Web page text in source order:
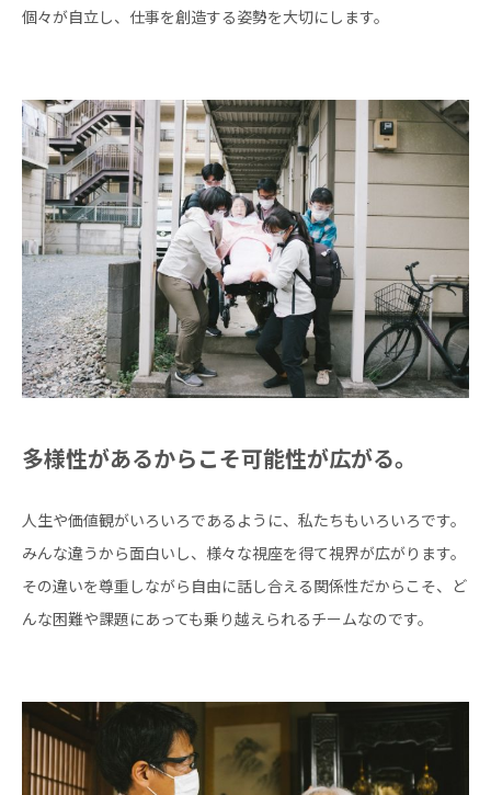
個々が自立し、仕事を創造する姿勢を大切にします。
多様性があるからこそ可能性が広がる。
人生や価値観がいろいろであるように、私たちもいろいろです。
みんな違うから面白いし、様々な視座を得て視界が広がります。
その違いを尊重しながら自由に話し合える関係性だからこそ、ど
んな困難や課題にあっても乗り越えられるチームなのです。